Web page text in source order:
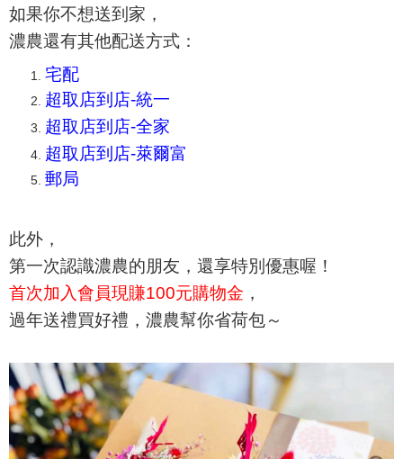
如果你不想送到家，
濃農還有其他配送方式：
宅配
超取店到店-統一
超取店到店-全家
超取店到店-萊爾富
郵局
此外，
第一次認識濃農的朋友，還享特別優惠喔！
首次加入會員現賺100元購物金 ，
過年送禮買好禮，濃農幫你省荷包～